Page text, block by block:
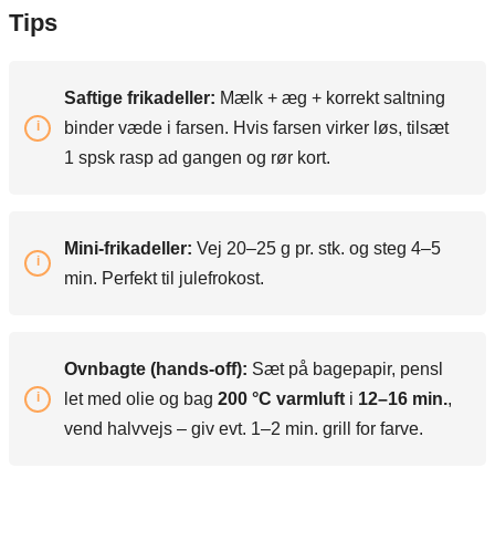
Tips
Saftige frikadeller: Mælk + æg + korrekt saltning
binder væde i farsen. Hvis farsen virker løs, tilsæt
1 spsk rasp ad gangen og rør kort.
Mini-frikadeller: Vej 20–25 g pr. stk. og steg 4–5
min. Perfekt til julefrokost.
Ovnbagte (hands-off): Sæt på bagepapir, pensl
let med olie og bag 200 °C varmluft i 12–16 min.,
vend halvvejs – giv evt. 1–2 min. grill for farve.